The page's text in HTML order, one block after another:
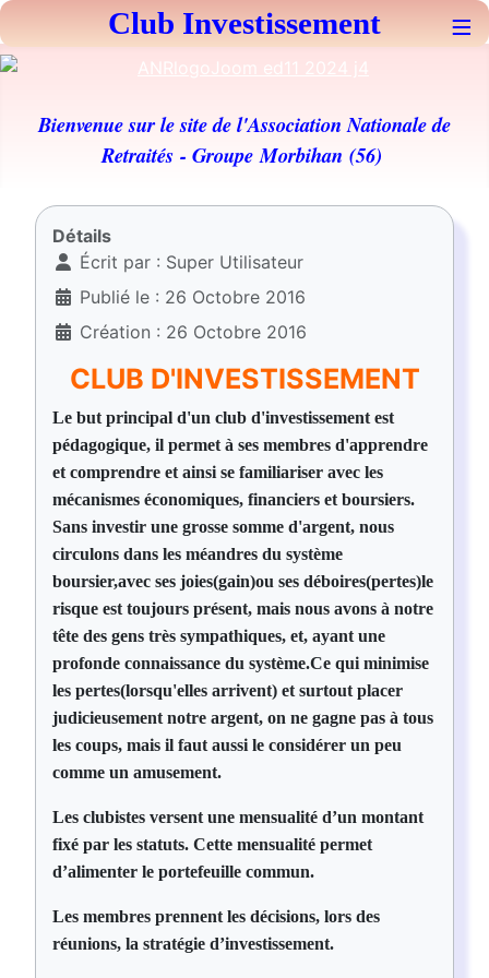
Bienvenue sur le site de l'Association Nationale de
Retraités - Groupe Morbihan (56)
Détails
Écrit par : Super Utilisateur
Publié le : 26 Octobre 2016
Création : 26 Octobre 2016
CLUB D'INVESTISSEMENT
Le but principal d'un club d'investissement est
pédagogique, il permet à ses membres d'apprendre
et comprendre et ainsi se familiariser avec les
mécanismes économiques, financiers et boursiers.
Sans investir une grosse somme d'argent, nous
circulons dans les méandres du système
boursier,avec ses joies(gain)ou ses déboires(pertes)le
risque est toujours présent, mais nous avons à notre
tête des gens très sympathiques, et, ayant une
profonde connaissance du système.Ce qui minimise
les pertes(lorsqu'elles arrivent) et surtout placer
judicieusement notre argent, on ne gagne pas à tous
les coups, mais il faut aussi le considérer un peu
comme un amusement.
Les clubistes versent une mensualité d’un montant
fixé par les statuts. Cette mensualité permet
d’alimenter le portefeuille commun.
Les membres prennent les décisions, lors des
réunions, la stratégie d’investissement.
Club Investissement ≡